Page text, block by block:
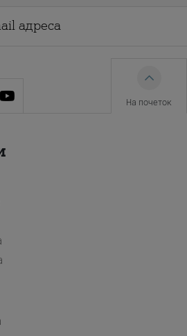
На почеток